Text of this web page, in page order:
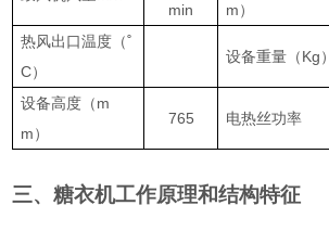
min
m）
热风出口温度（˚
C）
设备重量（Kg）
设备高度（m
m）
765 电热丝功率
三、糖衣机工作原理和结构特征